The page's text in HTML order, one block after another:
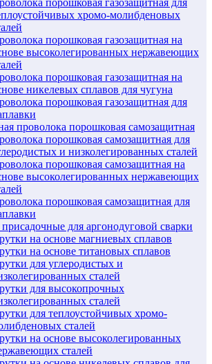
хромо-молибденовых
порошковая газозащитная на
высоколегированных нержавеющих
порошковая газозащитная на
никелевых сплавов для чугуна
порошковая газозащитная для
проволока порошковая самозащитная
порошковая самозащитная для
и низколегированных сталей
порошковая самозащитная на
высоколегированных нержавеющих
порошковая самозащитная для
для аргонодуговой сварки
на основе магниевых сплавов
на основе титановых сплавов
для углеродистых и
сталей
для высокопрочных
сталей
для теплоустойчивых хромо-
сталей
на основе высоколегированных
сталей